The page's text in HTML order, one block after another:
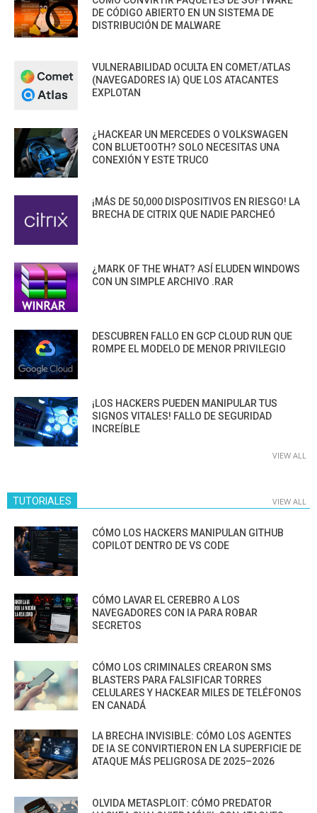
DE CÓDIGO ABIERTO EN UN SISTEMA DE
DISTRIBUCIÓN DE MALWARE
VULNERABILIDAD OCULTA EN COMET/ATLAS
(NAVEGADORES IA) QUE LOS ATACANTES
EXPLOTAN
¿HACKEAR UN MERCEDES O VOLKSWAGEN
CON BLUETOOTH? SOLO NECESITAS UNA
CONEXIÓN Y ESTE TRUCO
¡MÁS DE 50,000 DISPOSITIVOS EN RIESGO! LA
BRECHA DE CITRIX QUE NADIE PARCHEÓ
¿MARK OF THE WHAT? ASÍ ELUDEN WINDOWS
CON UN SIMPLE ARCHIVO .RAR
DESCUBREN FALLO EN GCP CLOUD RUN QUE
ROMPE EL MODELO DE MENOR PRIVILEGIO
¡LOS HACKERS PUEDEN MANIPULAR TUS
SIGNOS VITALES! FALLO DE SEGURIDAD
INCREÍBLE
VIEW ALL
TUTORIALES VIEW ALL
CÓMO LOS HACKERS MANIPULAN GITHUB
COPILOT DENTRO DE VS CODE
CÓMO LAVAR EL CEREBRO A LOS
NAVEGADORES CON IA PARA ROBAR
SECRETOS
CÓMO LOS CRIMINALES CREARON SMS
BLASTERS PARA FALSIFICAR TORRES
CELULARES Y HACKEAR MILES DE TELÉFONOS
EN CANADÁ
LA BRECHA INVISIBLE: CÓMO LOS AGENTES
DE IA SE CONVIRTIERON EN LA SUPERFICIE DE
ATAQUE MÁS PELIGROSA DE 2025–2026
OLVIDA METASPLOIT: CÓMO PREDATOR